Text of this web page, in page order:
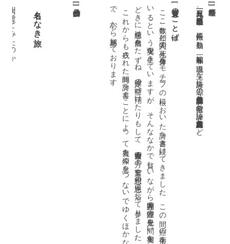
[
]
一九三一年三月一九日、長野県更埴市生れ。八十二銀行に勤務し、昭和五一年に退職。主な詩集に『黒の詩集』『収穫祭』『風の家』『空峠』。評論に『山村暮鳥』『詩人八木重吉』など。
[
受賞のことば
]
。
で
。
[
]
名もなき旅
川を渡ってみたのか